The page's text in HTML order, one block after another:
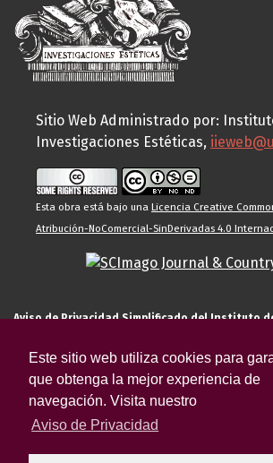
Este sitio web utiliza cookies para
que obtenga la mejor experiencia de
navegación. Visita nuestro
Aviso de Privacidad
Sitio Web Administrado por:
Investigaciones Estéticas,
Esta obra está bajo una Licencia Creative
Atribución-NoComercial-SinDerivadas 4.0
Aviso de Privacidad Simplificado del Instituto
El Instituto de Investigaciones Estéticas de la
tratamiento de sus datos personales para el
alumno, docente, personal de la entidad
invitado externo (nacional o extranjero), visitante,
anteriormente descritas u otras aquellas exigidas
autoridades competentes podrá transferir sus datos